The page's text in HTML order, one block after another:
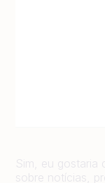
Sim, eu gostaria
sobre notícias,